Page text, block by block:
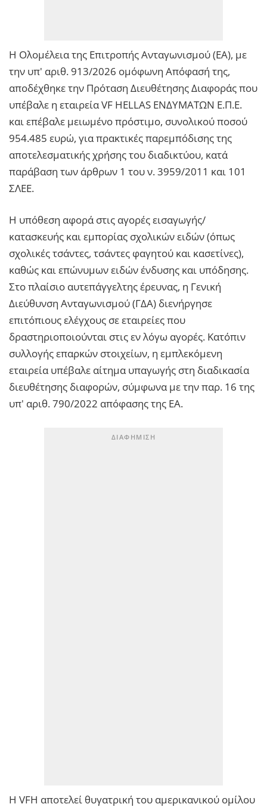
Η Ολομέλεια της Επιτροπής Ανταγωνισμού (ΕΑ), με
την υπ' αριθ. 913/2026 ομόφωνη Απόφασή της,
αποδέχθηκε την Πρόταση Διευθέτησης Διαφοράς που
υπέβαλε η εταιρεία VF HELLAS ΕΝΔΥΜΑΤΩΝ Ε.Π.Ε.
και επέβαλε μειωμένο πρόστιμο, συνολικού ποσού
954.485 ευρώ, για πρακτικές παρεμπόδισης της
αποτελεσματικής χρήσης του διαδικτύου, κατά
παράβαση των άρθρων 1 του ν. 3959/2011 και 101
ΣΛΕΕ.
Η υπόθεση αφορά στις αγορές εισαγωγής/
κατασκευής και εμπορίας σχολικών ειδών (όπως
σχολικές τσάντες, τσάντες φαγητού και κασετίνες),
καθώς και επώνυμων ειδών ένδυσης και υπόδησης.
Στο πλαίσιο αυτεπάγγελτης έρευνας, η Γενική
Διεύθυνση Ανταγωνισμού (ΓΔΑ) διενήργησε
επιτόπιους ελέγχους σε εταιρείες που
δραστηριοποιούνται στις εν λόγω αγορές. Κατόπιν
συλλογής επαρκών στοιχείων, η εμπλεκόμενη
εταιρεία υπέβαλε αίτημα υπαγωγής στη διαδικασία
διευθέτησης διαφορών, σύμφωνα με την παρ. 16 της
υπ' αριθ. 790/2022 απόφασης της ΕΑ.
Η VFH αποτελεί θυγατρική του αμερικανικού ομίλου